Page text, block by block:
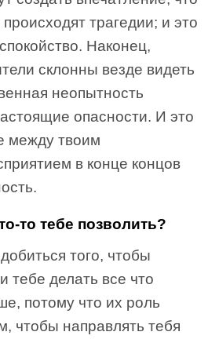
трагедии; и это
Наконец,
склонны везде видеть
неопытность
опасности. И это
между твоим
в конце концов
то тебе позволить?
того, чтобы
тебе де­лать все что
потому что их роль
чтобы направлять тебя